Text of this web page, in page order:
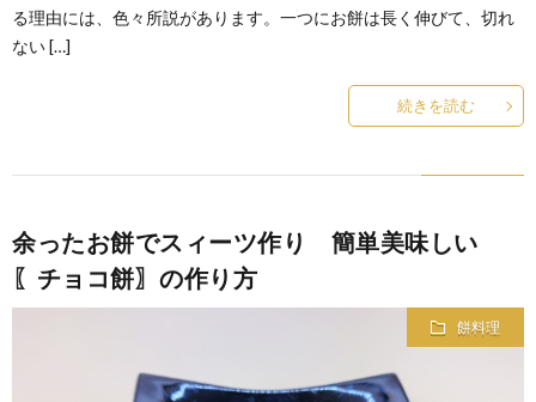
る理由には、色々所説があります。一つにお餅は長く伸びて、切れ
ない […]
続きを読む
余ったお餅でスィーツ作り 簡単美味しい
〖チョコ餅〗の作り方
餅料理